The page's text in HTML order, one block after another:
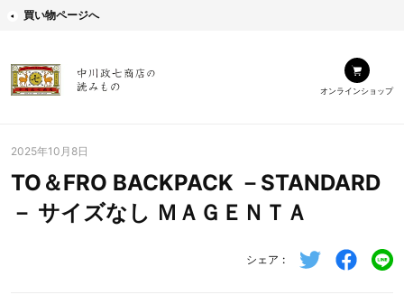
買い物ページへ
オンラインショップ
2025年10月8日
TO＆FRO BACKPACK －STANDARD
－ サイズなし ＭＡＧＥＮＴＡ
シェア